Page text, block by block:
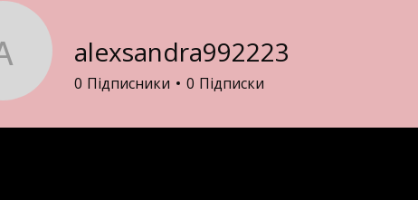
alexsandra992223
alexsandra992223
0 Підписники 0 Підписки